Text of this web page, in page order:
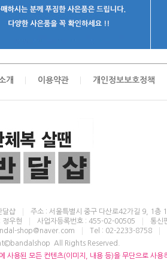
개 이용약관 개인정보보호정책
달샵
주소 : 서울특별시 중구 다산로42가길 9, 1층
정우현
사업자등록번호 : 455-02-00505
통신
shop@naver.com
Tel : 02-2233-8758
All Rights Reserved.
사용된 모든 컨텐츠(이미지, 내용 등)을 무단으로 사용